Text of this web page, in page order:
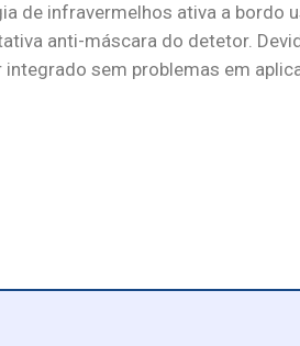
de infravermelhos ativa a bordo
anti-máscara do detetor.
integrado sem problemas em